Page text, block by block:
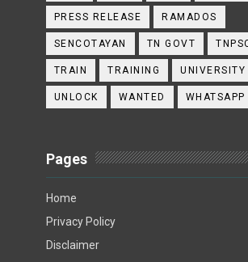
PRESS RELEASE RAMADOS
SENCOTAYAN TN GOVT
TRAIN TRAINING UNIVERSITY
UNLOCK WANTED WHATSAPP
Pages
Home
Privacy Policy
Disclaimer